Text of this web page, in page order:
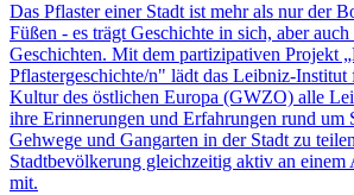
Das Pflaster einer Stadt ist mehr als nur der
Füßen - es trägt Geschichte in sich, aber
Geschichten. Mit dem partizipativen Projekt
Pflastergeschichte/n" lädt das Leibniz-Institut
Kultur des östlichen Europa (GWZO) alle
ihre Erinnerungen und Erfahrungen rund um
Gehwege und Gangarten in der Stadt zu
Stadtbevölkerung gleichzeitig aktiv an einem
mit.